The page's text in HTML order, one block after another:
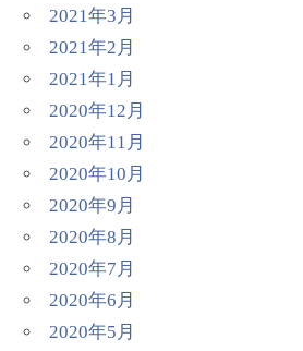
2021年3月
2021年2月
2021年1月
2020年12月
2020年11月
2020年10月
2020年9月
2020年8月
2020年7月
2020年6月
2020年5月